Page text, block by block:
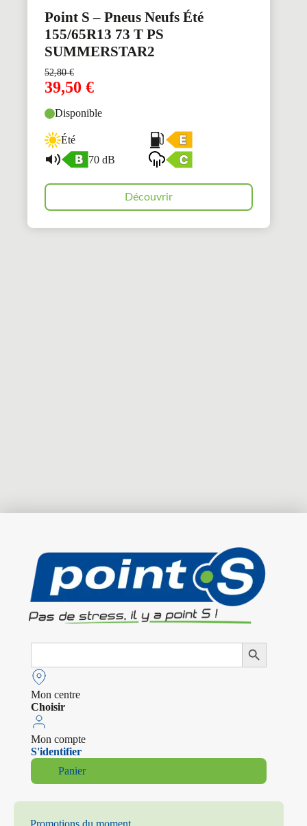
Point S – Pneus Neufs Été
155/65R13 73 T PS
SUMMERSTAR2
52,80€
39,50 €
Disponible
Été
70 dB
Découvrir
Search
Search Button
Mon centre
Choisir
Mon compte
S'identifier
Panier
Promotions du moment